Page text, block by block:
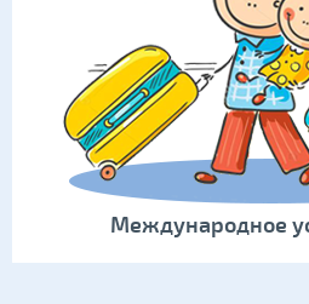
Международное